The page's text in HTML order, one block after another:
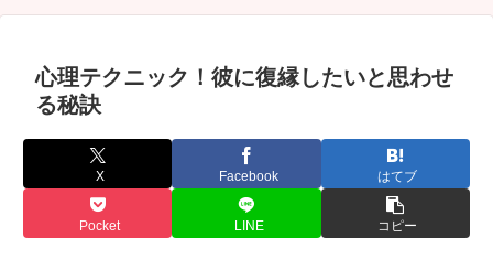
心理テクニック！彼に復縁したいと思わせ
る秘訣
X Facebook はてブ
Pocket LINE コピー